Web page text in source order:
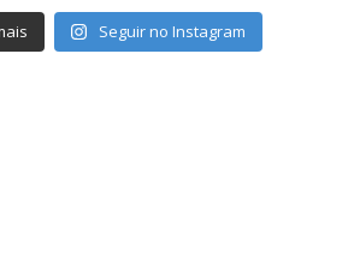
Seguir no Instagram